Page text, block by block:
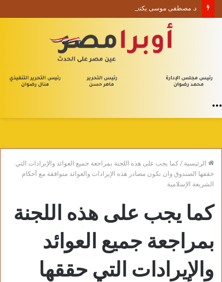
د. مصطفى موسى يكتب الأربعون الإدارية (1) من يلا إدارة
الرئيسية/كما يجب على هذه اللجنة بمراجعة جميع العوائد والإيرادات التي
حققها الصندوق وان تكون مصادر هذه الإيرادات والعوائد متوافقة مع أحكام
الشريعة الإسلامية
كما يجب على هذه اللجنة
بمراجعة جميع العوائد
والإيرادات التي حققها